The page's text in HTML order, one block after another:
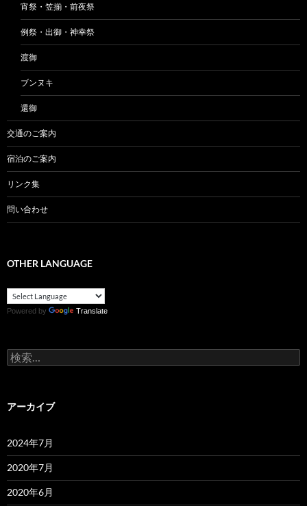
宵祭・笠揃・前夜祭
例祭・出御・神幸祭
渡御
ブンヌキ
還御
交通のご案内
宿泊のご案内
リンク集
問い合わせ
OTHER LANGUAGE
Powered by Translate
検
索:
アーカイブ
2024年7月
2020年7月
2020年6月